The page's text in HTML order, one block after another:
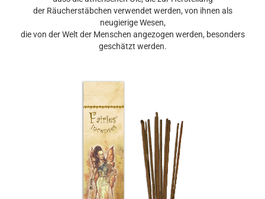
der Räucherstäbchen verwendet werden, von ihnen als
neugierige Wesen,
die von der Welt der Menschen angezogen werden, besonders
geschätzt werden.